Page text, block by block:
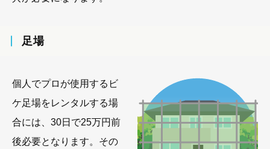
足場
個人でプロが使用するビ
ケ足場をレンタルする場
合には、30日で25万円前
後必要となります。その